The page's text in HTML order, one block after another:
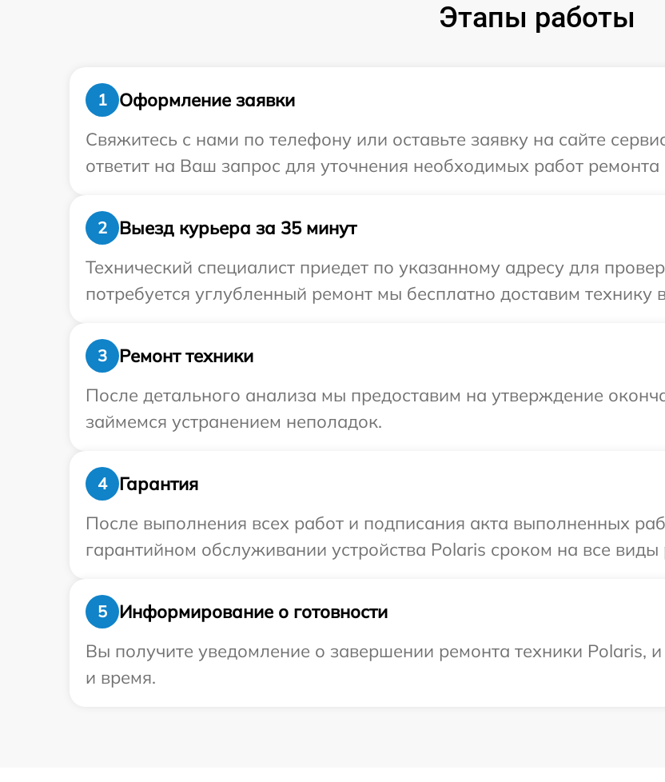
Этапы работы
1
Оформление заявки
Свяжитесь с нами по телефону или оставьте заявку на сайте
ответит на Ваш запрос для уточнения необходимых работ
2
Выезд курьера за 35 минут
Технический специалист приедет по указанному адресу для
потребуется углубленный ремонт мы бесплатно доставим технику
3
Ремонт техники
После детального анализа мы предоставим на утверждение
займемся устранением неполадок.
4
Гарантия
После выполнения всех работ и подписания акта выполненных
гарантийном обслуживании устройства Polaris сроком на все виды
5
Информирование о готовности
Вы получите уведомление о завершении ремонта техники Polaris,
и время.